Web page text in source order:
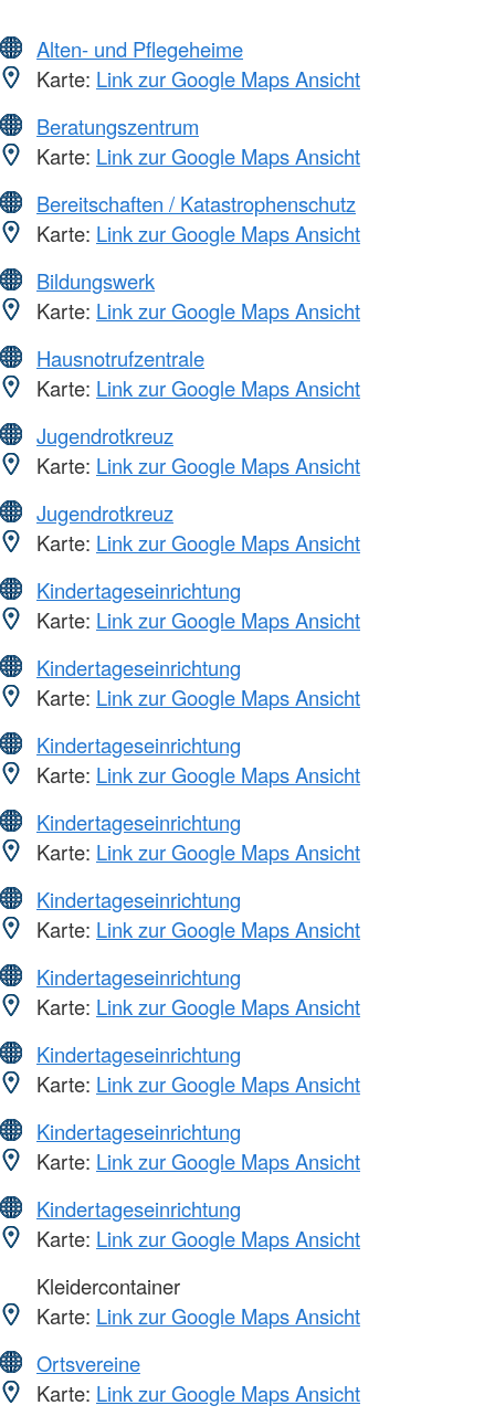
Alten- und Pflegeheime
Karte: Link zur Google Maps Ansicht
Beratungszentrum
Karte: Link zur Google Maps Ansicht
Bereitschaften / Katastrophenschutz
Karte: Link zur Google Maps Ansicht
Bildungswerk
Karte: Link zur Google Maps Ansicht
Hausnotrufzentrale
Karte: Link zur Google Maps Ansicht
Jugendrotkreuz
Karte: Link zur Google Maps Ansicht
Jugendrotkreuz
Karte: Link zur Google Maps Ansicht
Kindertageseinrichtung
Karte: Link zur Google Maps Ansicht
Kindertageseinrichtung
Karte: Link zur Google Maps Ansicht
Kindertageseinrichtung
Karte: Link zur Google Maps Ansicht
Kindertageseinrichtung
Karte: Link zur Google Maps Ansicht
Kindertageseinrichtung
Karte: Link zur Google Maps Ansicht
Kindertageseinrichtung
Karte: Link zur Google Maps Ansicht
Kindertageseinrichtung
Karte: Link zur Google Maps Ansicht
Kindertageseinrichtung
Karte: Link zur Google Maps Ansicht
Kindertageseinrichtung
Karte: Link zur Google Maps Ansicht
Kleidercontainer
Karte: Link zur Google Maps Ansicht
Ortsvereine
Karte: Link zur Google Maps Ansicht